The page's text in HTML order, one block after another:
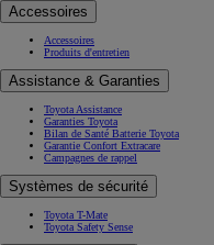
Accessoires
Accessoires
Produits d'entretien
Assistance & Garanties
Toyota Assistance
Garanties Toyota
Bilan de Santé Batterie Toyota
Garantie Confort Extracare
Campagnes de rappel
Systèmes de sécurité
Toyota T-Mate
Toyota Safety Sense